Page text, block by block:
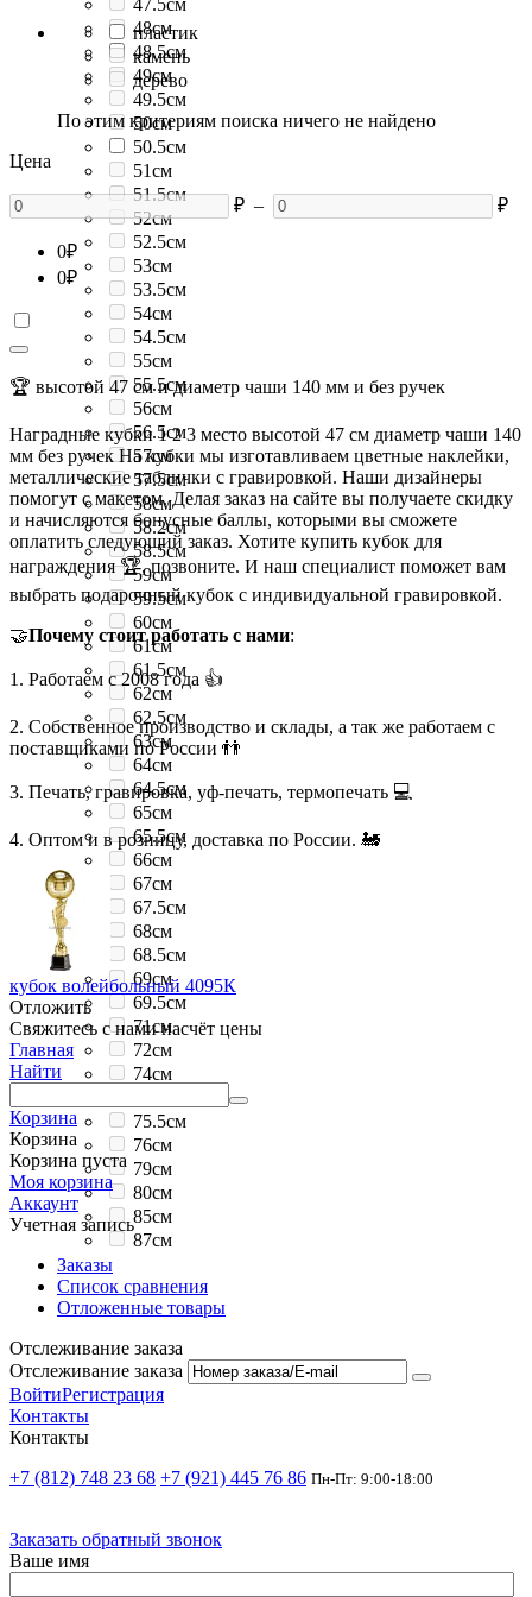
48см
48.5см
49см
49.5см
50см
50.5см
51см
51.5см
52см
52.5см
53см
53.5см
54см
54.5см
55см
55.5см
56см
56.5см
57см
57.5см
58см
58.2см
58.5см
59см
59.5см
60см
61см
61.5см
62см
62.5см
63см
64см
64.5см
65см
65.5см
66см
67см
67.5см
68см
68.5см
69см
69.5см
71см
72см
74см
75.5см
76см
79см
80см
85см
87см
пластик
камень
дерево
По этим критериям поиска ничего не найдено
Цена
₽ – ₽
0₽
0₽
🏆 высотой 47 см и диаметр чаши 140 мм и без ручек
Наградные кубки 1 2 3 место высотой 47 см диаметр чаши 140
мм без ручек На кубки мы изготавливаем цветные наклейки,
металлические таблички с гравировкой. Наши дизайнеры
помогут с макетом. Делая заказ на сайте вы получаете скидку
и начисляются бонусные баллы, которыми вы сможете
оплатить следующий заказ. Хотите купить кубок для
награждения 🏆, позвоните. И наш специалист поможет вам
выбрать подарочный кубок с индивидуальной гравировкой.
🤝Почему стоит работать с нами:
1. Работаем с 2008 года 👍
2. Собственное производство и склады, а так же работаем с
поставщиками по России 👬
3. Печать, гравировка, уф-печать, термопечать 💻
4. Оптом и в розницу, доставка по России. 🚂
кубок волейбольный 4095К
Отложить
Свяжитесь с нами насчёт цены
Главная
Найти
Корзина
Корзина
Корзина пуста
Моя корзина
Аккаунт
Учетная запись
Заказы
Список сравнения
Отложенные товары
Отслеживание заказа
Отслеживание заказа
ВойтиРегистрация
Контакты
Контакты
+7 (812) 748 23 68 +7 (921) 445 76 86 Пн-Пт: 9:00-18:00
Заказать обратный звонок
Ваше имя